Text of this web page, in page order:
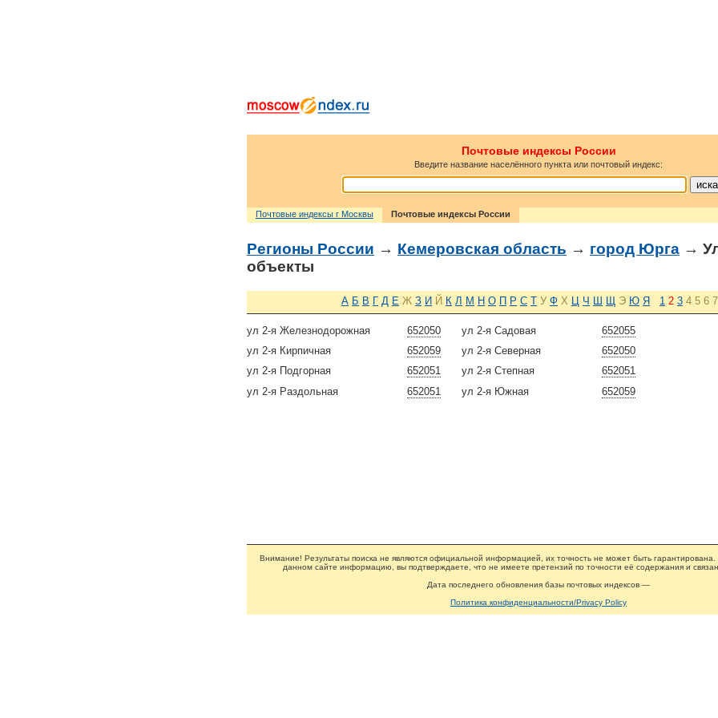
Почтовые индексы России
Введите название населённого пункта или почтовый индекс:
Почтовые индексы г Москвы Почтовые индексы России
Регионы России → Кемеровская область → город Юрга →
объекты
А Б В Г Д Е Ж З И Й К Л М Н О П Р С Т У Ф Х Ц Ч Ш Щ Э Ю Я 1 2 3 4 5 6 7
652050
ул 2-я Железнодорожная
652059
ул 2-я Кирпичная
652051
ул 2-я Подгорная
652051
ул 2-я Раздольная
652055
ул 2-я Садовая
652050
ул 2-я Северная
652051
ул 2-я Степная
652059
ул 2-я Южная
Внимание! Результаты поиска не являются официальной информацией, их точность не может быть гарантирована.
данном сайте информацию, вы подтверждаете, что не имеете претензий по точности её содержания и
Дата последнего обновления базы почтовых индексов —
Политика конфиденциальности/Privacy Policy